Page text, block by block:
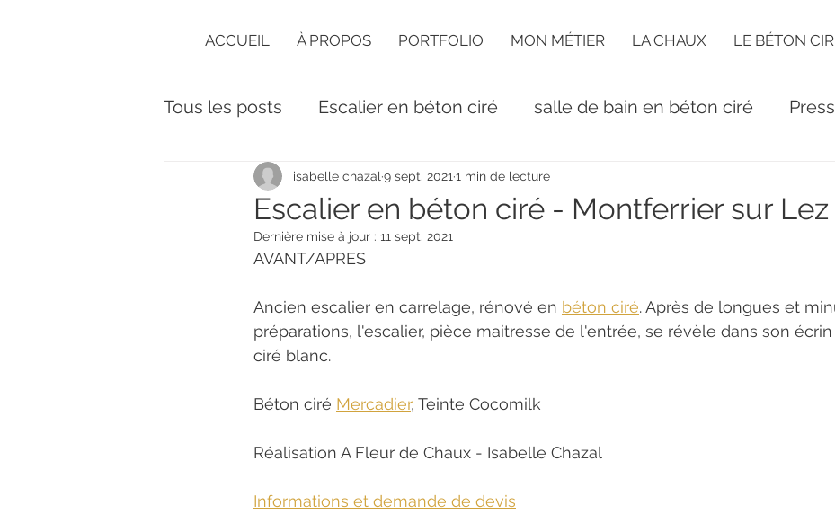
ACCUEIL À PROPOS PORTFOLIO MON MÉTIER LA CHAUX LE BÉTON
Tous les posts Escalier en béton ciré salle de bain en béton ciré
sol en béton ciré
Escalier en béton ciré - Montferrier sur Lez
isabelle chazal 9 sept. 2021 1 min de lecture
Dernière mise à jour : 11 sept. 2021
AVANT/APRES
Ancien escalier en carrelage, rénové en béton ciré. Après de longues et
préparations, l'escalier, pièce maitresse de l'entrée, se révèle dans son
ciré blanc.
Béton ciré Mercadier, Teinte Cocomilk
Réalisation A Fleur de Chaux - Isabelle Chazal
Informations et demande de devis